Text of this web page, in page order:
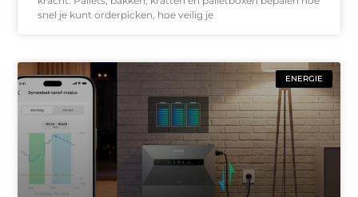
snel je kunt orderpicken, hoe veilig je
ENERGIE